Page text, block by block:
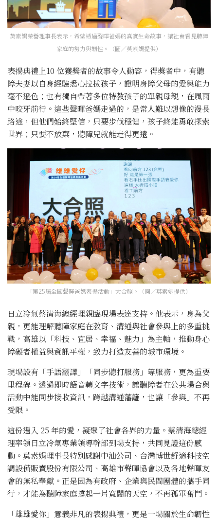
莫素娟榮譽理事長表示，希望透過聲暉爸媽的真實生命故事，讓社會看見聽障
家庭的努力與韌性。（圖／莫素娟提供）
表揚典禮上10 位獲獎者的故事令人動容，得獎者中，有聽
障夫妻以自身經驗悉心拉拔孩子，證明身障父母的愛與能力
毫不遜色；也有獨自帶著多位特教孩子的單親母親，在風雨
中咬牙前行。這些聲暉爸媽走過的，是常人難以想像的漫長
路途，但他們始終堅信，只要步伐穩健，孩子終能勇敢探索
世界；只要不放棄，聽障兒就能走得更遠。
「第25屆全國聲暉爸媽表揚活動」大合照。（圖／莫素娟提供）
日立冷氣蔡清海總經理親臨現場表達支持。他表示，身為父
親，更能理解聽障家庭在教育、溝通與社會參與上的多重挑
戰，高雄以「科技、宜居、幸福、魅力」為主軸，推動身心
障礙者權益與資訊平權，致力打造友善的城市環境。
現場設有「手語翻譯」「同步聽打服務」等服務，更為重要
里程碑。透過即時語音轉文字技術，讓聽障者在公共場合與
活動中能同步接收資訊，跨越溝通藩籬，也讓「參與」不再
受限。
這份邁入 25 年的愛，凝聚了社會各界的力量。蔡清海總經
理率領日立冷氣專業領導幹部到場支持，共同見證這份感
動。莫素娟理事長特別感謝中油公司、台灣博世舒適科技空
調設備販賣股份有限公司、高雄市聲暉協會以及各地聲暉友
會的無私奉獻。正是因為有政府、企業與民間團體的攜手同
行，才能為聽障家庭撐起一片寬闊的天空，不再孤軍奮鬥。
「雄雄愛你」意義非凡的表揚典禮，更是一場關於生命韌性